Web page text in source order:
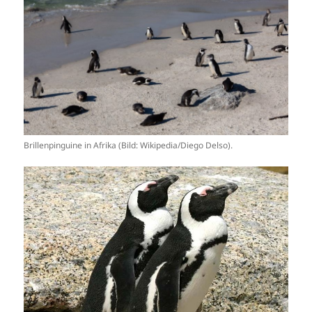
Brillenpinguine in Afrika (Bild: Wikipedia/Diego Delso).